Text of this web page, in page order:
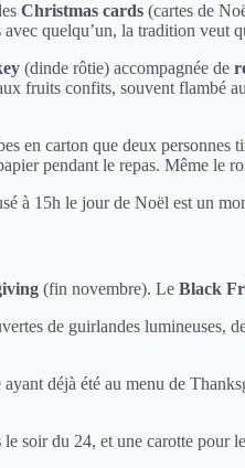
Christmas cards (cartes de
quelqu’un, la tradition veut
(dinde rôtie) accompagnée de
fruits confits, souvent flambé
en carton que deux
pendant le repas. Même le
à 15h le jour de Noël est un
(fin novembre). Le Black
de guirlandes
ayant déjà été au menu de
le soir du 24, et une carotte pour